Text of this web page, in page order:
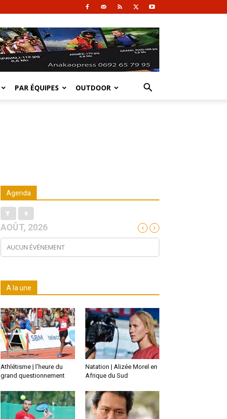
PAR ÉQUIPES OUTDOOR
Agenda
AOÛT, 2026
AUCUN ÉVÉNEMENT
A la une
Athlétisme | l’heure du
grand questionnement
Natation | Alizée Morel en
Afrique du Sud